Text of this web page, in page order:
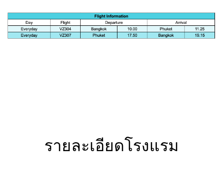
รายละเอียดโรงแรม